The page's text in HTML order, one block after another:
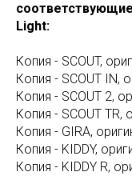
Light:
Копия - SCOUT,
Копия - SCOUT IN,
Копия - SCOUT 2,
Копия - SCOUT TR,
Копия - GIRA,
Копия - KIDDY,
Копия - KIDDY R,